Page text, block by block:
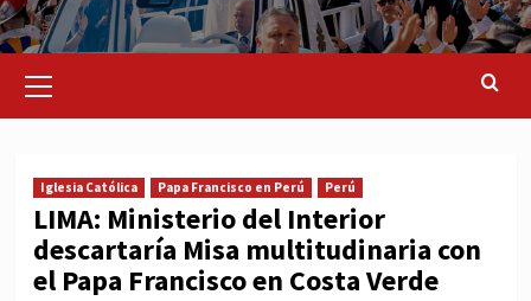
Menu
Iglesia Católica Papa Francisco en Perú Perú
LIMA: Ministerio del Interior
descartaría Misa multitudinaria con
el Papa Francisco en Costa Verde